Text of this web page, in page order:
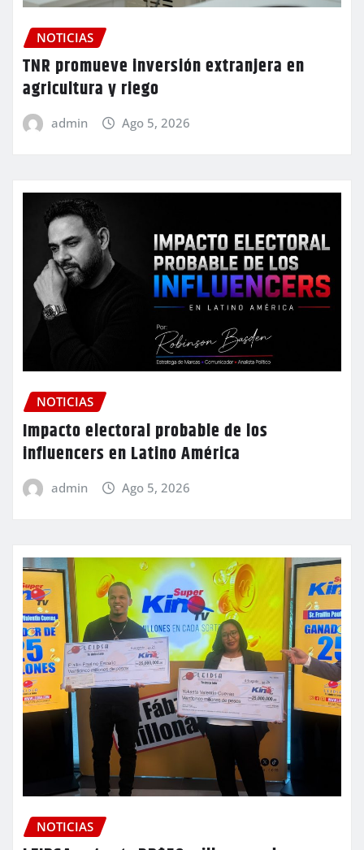
NOTICIAS
TNR promueve inversión extranjera en
agricultura y riego
admin Ago 5, 2026
NOTICIAS
Impacto electoral probable de los
influencers en Latino América
admin Ago 5, 2026
NOTICIAS